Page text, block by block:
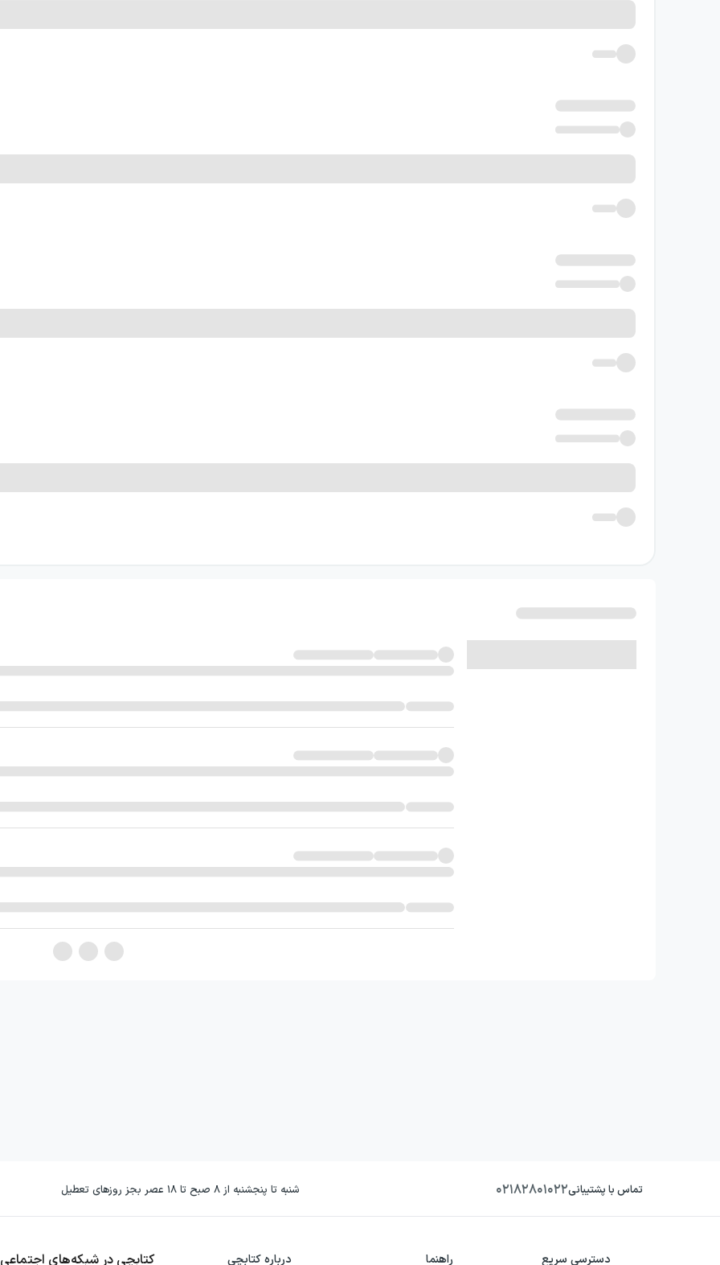
تماس با پشتیبانی۰۲۱۸۲۸۰۱۰۲۲ شنبه تا پنجشنبه از ۸ صبح تا ۱۸ عصر بجز روزهای تعطیل
دسترسی سریع راهنما درباره کتابچی کتابچی در شبکه‌های اجتماعی